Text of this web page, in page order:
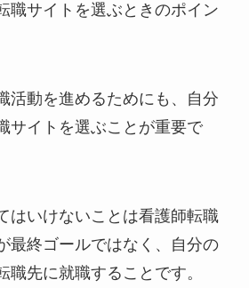
職サイトを選ぶときのポイン
活動を進めるためにも、自分
サイトを選ぶことが重要で
はいけないことは看護師転職
最終ゴールではなく、自分の
職先に就職することです。